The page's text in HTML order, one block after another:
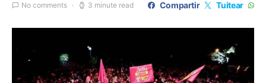
No comments 3 minute read Compartir Tuitear